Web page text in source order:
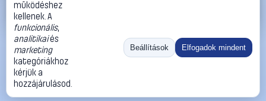
Kosárba
«
Ugrás:
Méret:
Rendezés:
©2026
ThermoScope
ÁSZF
Cégbemutató
működéshez
kellenek. A
funkcionális,
analitikaiés
marketing
kategóriákhoz
kérjük a
hozzájárulásod.
Beállítások Elfogadok mindent